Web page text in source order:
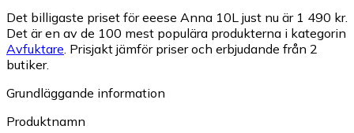
Det billigaste priset för eeese Anna 10L just nu är 1 490 kr.
Det är en av de 100 mest populära produkterna i kategorin
Avfuktare. Prisjakt jämför priser och erbjudande från 2
butiker.
Grundläggande information
Produktnamn